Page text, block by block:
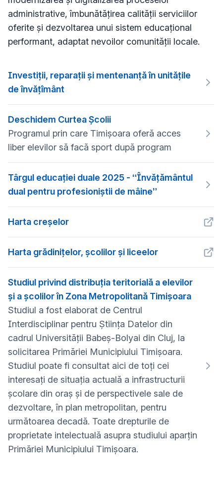
administrative, îmbunătățirea calității serviciilor
oferite și dezvoltarea unui sistem educațional
performant, adaptat nevoilor comunității locale.
Investiții, reparații și mentenanță în unitățile
de învățîmânt
Deschidem Curtea Școlii
Programul prin care Timișoara oferă acces
liber elevilor să facă sport după program
Târgul educației duale 2025 - “Învățământul
dual pentru profesioniștii de mâine”
Harta creșelor
Harta grădinițelor, școlilor și liceelor
Studiul privind distribuția teritorială a elevilor
și a școlilor în Zona Metropolitană Timișoara
Studiul a fost elaborat de Centrul
Interdisciplinar pentru Știința Datelor din
cadrul Universității Babeș-Bolyai din Cluj, la
solicitarea Primăriei Municipiului Timișoara.
Studiul poate fi consultat aici de toți cei
interesați de situația actuală a infrastructurii
școlare din oraș și de perspectivele sale de
dezvoltare, în plan metropolitan, pentru
următoarea decadă. Toate drepturile de
proprietate intelectuală asupra studiului aparțin
Primăriei Municipiului Timișoara.